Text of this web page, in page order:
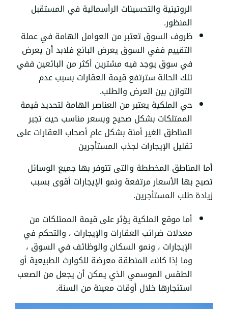
الروتينية والتحسينات الرأسمالية في المستقبل
المنظور.
ظروف السوق تعتبر من العوامل الهامة في عملة
التقييم ففي السوق يعرض البائع فلابد أن يعرض
في سوق يوجد فيه مشترين أكثر من البائعين ففي
تلك الحالة سترتفع قيمة العقارات بسبب عدم
التوازن بين العرض والطلب.
حي الملكية يعتبر من العناصر الهامة لتحديد قيمة
الممتلكات بشكل صحيح وبسعر مناسب حيث تجبر
المناطق الغير أمنة بشكل عام أصحاب العقارات على
تقليل الإيجارات لجذب المستأجرين
أما المناطق المخططة والتى تتوفر بها جميع الوسائل
تصبح بها الأسعار مرتفعة ونمو الإيجارات أقوى بسبب
زيادة طلب المستأجرين.
أما موقع الملكية يؤثر على قيمة الممتلكات من
معدلات ضرائب العقارات والإيجارات ، والتحكم في
الإيجارات ، ونمو السكان والوظائف في السوق ،
وما إذا كانت المنطقة معرضة للكوارث الطبيعية أو
الطقس الموسمي الذي يمكن أن يجعل من الصعب
استئجارها خلال أوقات معينة من السنة.